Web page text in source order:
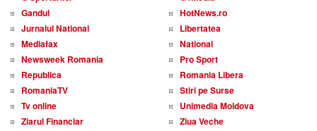
Gandul
HotNews.ro
Jurnalul National
Libertatea
Mediafax
National
Newsweek Romania
Pro Sport
Republica
Romania Libera
RomaniaTV
Stiri pe Surse
Tv online
Unimedia Moldova
Ziarul Financiar
Ziua Veche